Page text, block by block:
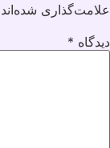
علامت‌گذاری شده‌اند
دیدگاه *